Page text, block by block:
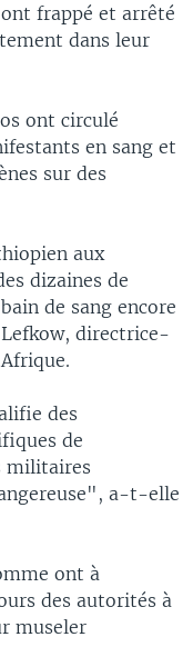
frappé et arrêté
dans leur
ont circulé
en sang et
sur des
aux
dizaines de
de sang encore
directrice-
des
de
militaires
a-t-elle
ont à
des autorités à
museler